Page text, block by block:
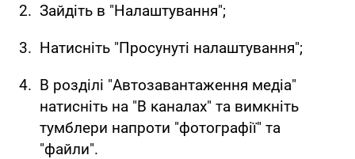
Зайдіть в "Налаштування";
Натисніть "Просунуті налаштування";
В розділі "Автозавантаження медіа"
натисніть на "В каналах" та вимкніть
тумблери напроти "фотографії" та
"файли".